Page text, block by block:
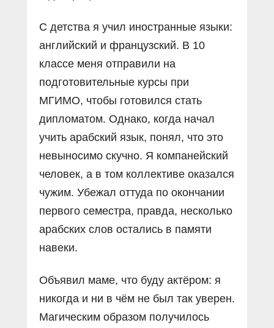
С детства я учил иностранные языки:
английский и французский. В 10
классе меня отправили на
подготовительные курсы при
МГИМО, чтобы готовился стать
дипломатом. Однако, когда начал
учить арабский язык, понял, что это
невыносимо скучно. Я компанейский
человек, а в том коллективе оказался
чужим. Убежал оттуда по окончании
первого семестра, правда, несколько
арабских слов остались в памяти
навеки.
Объявил маме, что буду актёром: я
никогда и ни в чём не был так уверен.
Магическим образом получилось